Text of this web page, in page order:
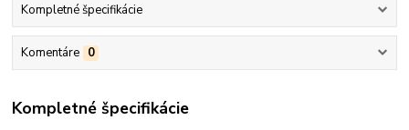
Kompletné špecifikácie
Komentáre 0
Kompletné špecifikácie